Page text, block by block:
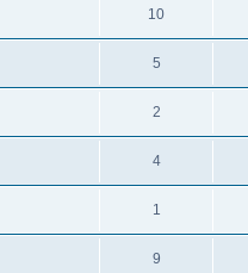
10
5
2
4
1
9